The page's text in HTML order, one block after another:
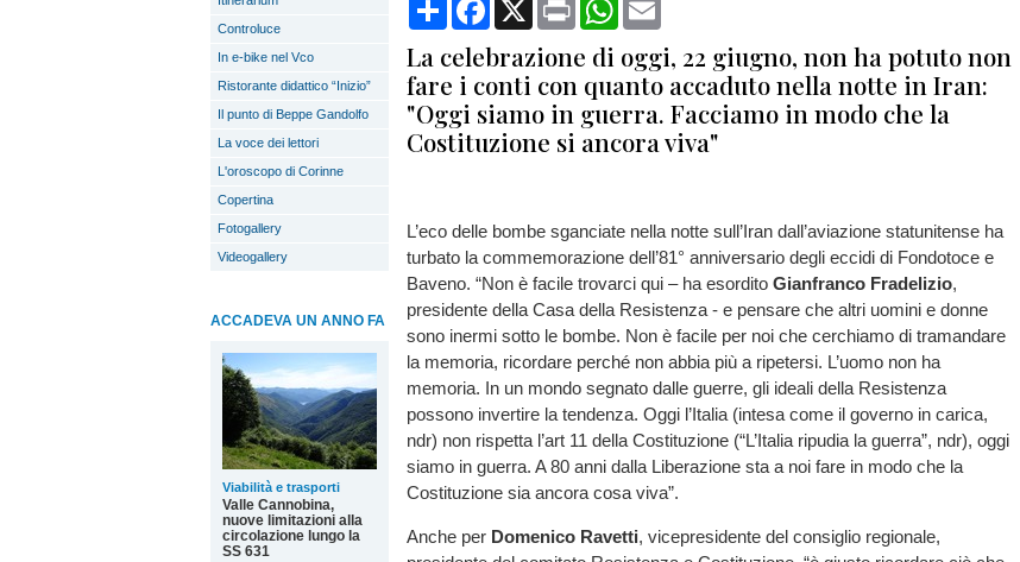
Controluce
In e-bike nel Vco
Ristorante didattico “Inizio”
Il punto di Beppe Gandolfo
La voce dei lettori
L'oroscopo di Corinne
Copertina
Fotogallery
Videogallery
ACCADEVA UN ANNO FA
Viabilità e trasporti
Valle Cannobina,
nuove limitazioni alla
circolazione lungo la
SS 631
La celebrazione di oggi, 22 giugno, non ha potuto non
fare i conti con quanto accaduto nella notte in Iran:
"Oggi siamo in guerra. Facciamo in modo che la
Costituzione si ancora viva"
L’eco delle bombe sganciate nella notte sull’Iran dall’aviazione statunitense ha
turbato la commemorazione dell’81° anniversario degli eccidi di Fondotoce e
Baveno. “Non è facile trovarci qui – ha esordito Gianfranco Fradelizio,
presidente della Casa della Resistenza - e pensare che altri uomini e donne
sono inermi sotto le bombe. Non è facile per noi che cerchiamo di tramandare
la memoria, ricordare perché non abbia più a ripetersi. L’uomo non ha
memoria. In un mondo segnato dalle guerre, gli ideali della Resistenza
possono invertire la tendenza. Oggi l’Italia (intesa come il governo in carica,
ndr) non rispetta l’art 11 della Costituzione (“L’Italia ripudia la guerra”, ndr), oggi
siamo in guerra. A 80 anni dalla Liberazione sta a noi fare in modo che la
Costituzione sia ancora cosa viva”.
Anche per Domenico Ravetti, vicepresidente del consiglio regionale,